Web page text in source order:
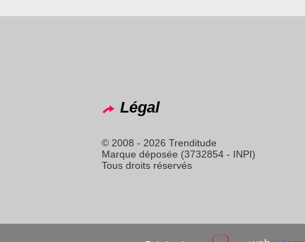
Légal
© 2008 - 2026 Trenditude
Marque déposée (3732854 - INPI)
Tous droits réservés